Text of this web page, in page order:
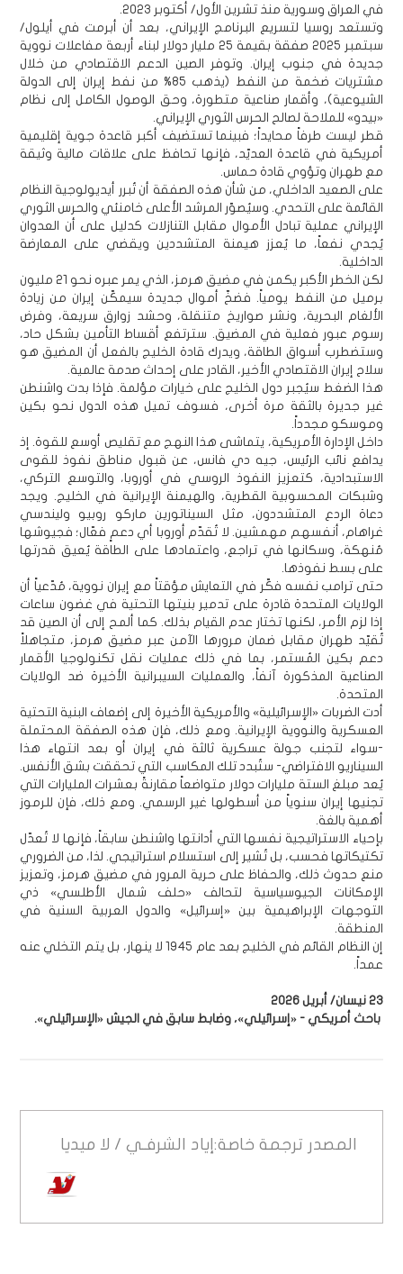
في العراق وسورية منذ تشرين الأول/ أكتوبر 2023.
وتستعد روسيا لتسريع البرنامج الإيراني، بعد أن أبرمت في أيلول/
سبتمبر 2025 صفقة بقيمة 25 مليار دولار لبناء أربعة مفاعلات نووية
جديدة في جنوب إيران. وتوفر الصين الدعم الاقتصادي من خلال
مشتريات ضخمة من النفط (يذهب 85% من نفط إيران إلى الدولة
الشيوعية)، وأقمار صناعية متطورة، وحق الوصول الكامل إلى نظام
«بيدو» للملاحة لصالح الحرس الثوري الإيراني.
قطر ليست طرفاً محايداً؛ فبينما تستضيف أكبر قاعدة جوية إقليمية
أمريكية في قاعدة العديّد، فإنها تحافظ على علاقات مالية وثيقة
مع طهران وتؤوي قادة حماس.
على الصعيد الداخلي، من شأن هذه الصفقة أن تُبرر أيديولوجية النظام
القائمة على التحدي. وسيُصوّر المرشد الأعلى خامنئي والحرس الثوري
الإيراني عملية تبادل الأموال مقابل التنازلات كدليل على أن العدوان
يُجدي نفعاً، ما يُعزز هيمنة المتشددين ويقضي على المعارضة
الداخلية.
لكن الخطر الأكبر يكمن في مضيق هرمز، الذي يمر عبره نحو 21 مليون
برميل من النفط يومياً. فضخّ أموال جديدة سيمكّن إيران من زيادة
الألغام البحرية، ونشر صواريخ متنقلة، وحشد زوارق سريعة، وفرض
رسوم عبور فعلية في المضيق. سترتفع أقساط التأمين بشكل حاد،
وستضطرب أسواق الطاقة، ويدرك قادة الخليج بالفعل أن المضيق هو
سلاح إيران الاقتصادي الأخير، القادر على إحداث صدمة عالمية.
هذا الضغط سيُجبر دول الخليج على خيارات مؤلمة. فإذا بدت واشنطن
غير جديرة بالثقة مرة أخرى، فسوف تميل هذه الدول نحو بكين
وموسكو مجدداً.
داخل الإدارة الأمريكية، يتماشى هذا النهج مع تقليص أوسع للقوة. إذ
يدافع نائب الرئيس، جيه دي فانس، عن قبول مناطق نفوذ للقوى
الاستبدادية، كتعزيز النفوذ الروسي في أوروبا، والتوسع التركي،
وشبكات المحسوبية القطرية، والهيمنة الإيرانية في الخليج. ويجد
دعاة الردع المتشددون، مثل السيناتورين ماركو روبيو وليندسي
غراهام، أنفسهم مهمشين. لا تُقدّم أوروبا أي دعمٍ فعّال؛ فجيوشها
مُنهكة، وسكانها في تراجع، واعتمادها على الطاقة يُعيق قدرتها
على بسط نفوذها.
حتى ترامب نفسه فكّر في التعايش مؤقتاً مع إيران نووية، مُدّعياً أن
الولايات المتحدة قادرة على تدمير بنيتها التحتية في غضون ساعات
إذا لزم الأمر، لكنها تختار عدم القيام بذلك. كما ألمح إلى أن الصين قد
تُقيّد طهران مقابل ضمان مرورها الآمن عبر مضيق هرمز، متجاهلاً
دعم بكين المُستمر، بما في ذلك عمليات نقل تكنولوجيا الأقمار
الصناعية المذكورة آنفاً، والعمليات السيبرانية الأخيرة ضد الولايات
المتحدة.
أدت الضربات «الإسرائيلية» والأمريكية الأخيرة إلى إضعاف البنية التحتية
العسكرية والنووية الإيرانية. ومع ذلك، فإن هذه الصفقة المحتملة
-سواء لتجنب جولة عسكرية ثالثة في إيران أو بعد انتهاء هذا
السيناريو الافتراضي- ستُبدد تلك المكاسب التي تحققت بشق الأنفس.
يُعد مبلغ الستة مليارات دولار متواضعاً مقارنةً بعشرات المليارات التي
تجنيها إيران سنوياً من أسطولها غير الرسمي. ومع ذلك، فإن للرموز
أهمية بالغة.
بإحياء الاستراتيجية نفسها التي أدانتها واشنطن سابقاً، فإنها لا تُعدّل
تكتيكاتها فحسب، بل تُشير إلى استسلام استراتيجي. لذا، من الضروري
منع حدوث ذلك، والحفاظ على حرية المرور في مضيق هرمز، وتعزيز
الإمكانات الجيوسياسية لتحالف «حلف شمال الأطلسي» ذي
التوجهات الإبراهيمية بين «إسرائيل» والدول العربية السنية في
المنطقة.
إن النظام القائم في الخليج بعد عام 1945 لا ينهار، بل يتم التخلي عنه
عمداً.
23 نيسان/ أبريل 2026
باحث أمريكي - «إسرائيلي»، وضابط سابق في الجيش «الإسرائيلي».
المصدر ترجمة خاصة:إياد الشرفـي / لا ميديا